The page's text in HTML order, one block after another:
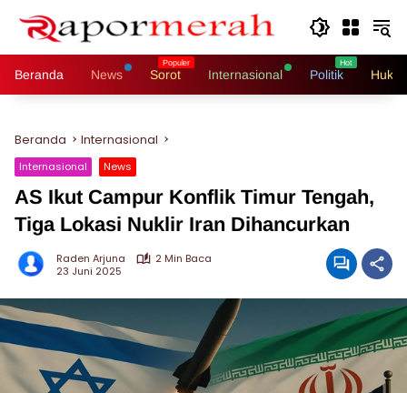
Beranda News Sorot Internasional Politik
Beranda Internasional
Internasional News
AS Ikut Campur Konflik Timur Tengah,
Tiga Lokasi Nuklir Iran Dihancurkan
Raden Arjuna
2 Min Baca
23 Juni 2025